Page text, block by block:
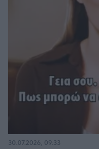
30.07.2026, 09:33